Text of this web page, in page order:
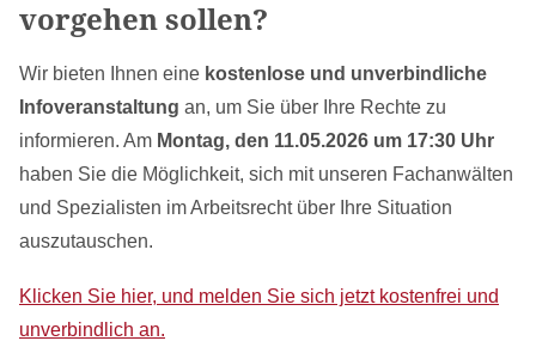
vorgehen sollen?
Wir bieten Ihnen eine kostenlose und unverbindliche
Infoveranstaltung an, um Sie über Ihre Rechte zu
informieren. Am Montag, den 11.05.2026 um 17:30 Uhr
haben Sie die Möglichkeit, sich mit unseren Fachanwälten
und Spezialisten im Arbeitsrecht über Ihre Situation
auszutauschen.
Klicken Sie hier, und melden Sie sich jetzt kostenfrei und
unverbindlich an.